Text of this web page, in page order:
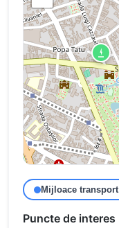
Mijloace transport
Puncte de interes